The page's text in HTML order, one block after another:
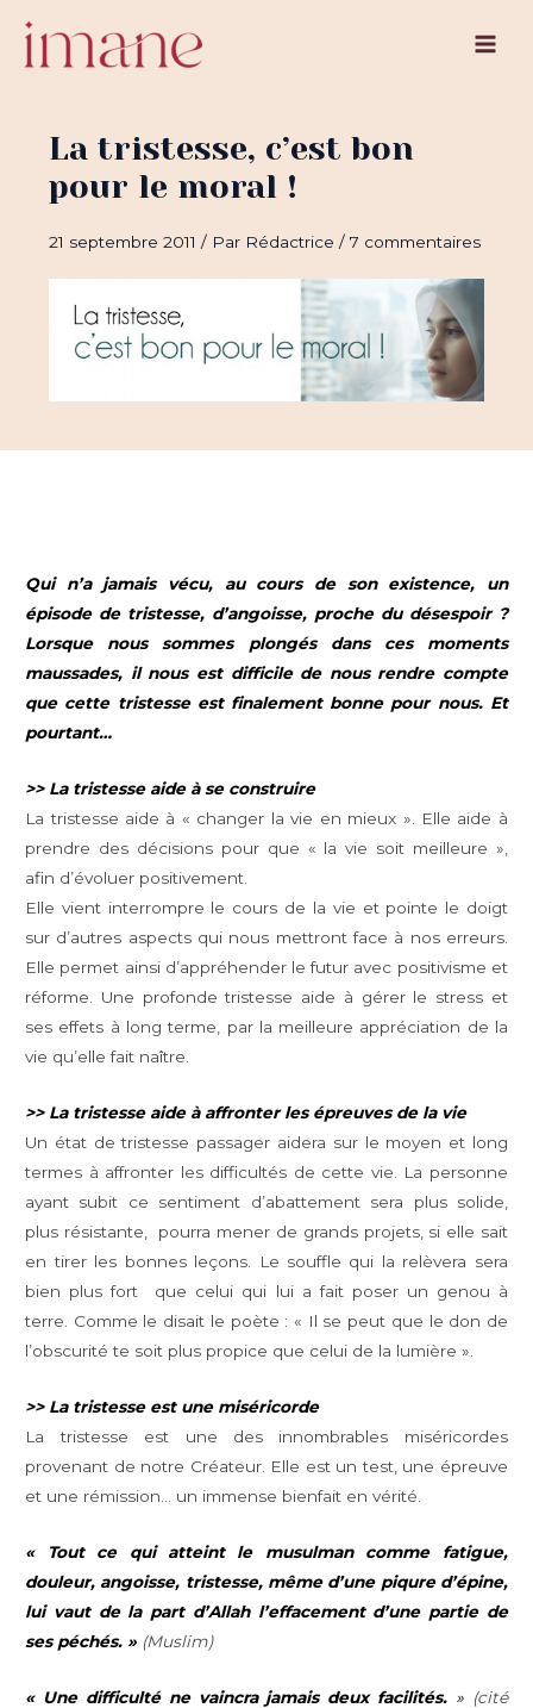
contenu
Main
La tristesse, c’est bon
pour le moral !
21 septembre 2011/ Par Rédactrice/7 commentaires
Qui n’a jamais vécu, au cours de son existence, un
épisode de tristesse, d’angoisse, proche du désespoir ?
Lorsque nous sommes plongés dans ces moments
maussades, il nous est difficile de nous rendre compte
que cette tristesse est finalement bonne pour nous. Et
pourtant…
>> La tristesse aide à se construire
La tristesse aide à « changer la vie en mieux ». Elle aide à
prendre des décisions pour que « la vie soit meilleure »,
afin d’évoluer positivement.
Elle vient interrompre le cours de la vie et pointe le doigt
sur d’autres aspects qui nous mettront face à nos erreurs.
Elle permet ainsi d’appréhender le futur avec positivisme et
réforme. Une profonde tristesse aide à gérer le stress et
ses effets à long terme, par la meilleure appréciation de la
vie qu’elle fait naître.
>> La tristesse aide à affronter les épreuves de la vie
Un état de tristesse passager aidera sur le moyen et long
termes à affronter les difficultés de cette vie. La personne
ayant subit ce sentiment d’abattement sera plus solide,
plus résistante, pourra mener de grands projets, si elle sait
en tirer les bonnes leçons. Le souffle qui la relèvera sera
bien plus fort que celui qui lui a fait poser un genou à
terre. Comme le disait le poète : « Il se peut que le don de
l’obscurité te soit plus propice que celui de la lumière ».
>> La tristesse est une miséricorde
La tristesse est une des innombrables miséricordes
provenant de notre Créateur. Elle est un test, une épreuve
et une rémission… un immense bienfait en vérité.
« Tout ce qui atteint le musulman comme fatigue,
douleur, angoisse, tristesse, même d’une piqure d’épine,
lui vaut de la part d’Allah l’effacement d’une partie de
ses péchés. » (Muslim)
« Une difficulté ne vaincra jamais deux facilités. » (cité